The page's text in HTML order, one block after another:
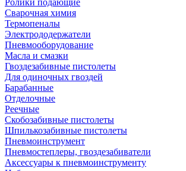
Ролики подающие
Сварочная химия
Термопеналы
Электрододержатели
Пневмооборудование
Масла и смазки
Гвоздезабивные пистолеты
Для одиночных гвоздей
Барабанные
Отделочные
Реечные
Скобозабивные пистолеты
Шпилькозабивные пистолеты
Пневмоинструмент
Пневмостеплеры, гвоздезабиватели
Аксессуары к пневмоинструменту